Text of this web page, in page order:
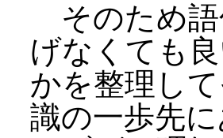
そのため語
げなくても
かを整理し
識の一歩先